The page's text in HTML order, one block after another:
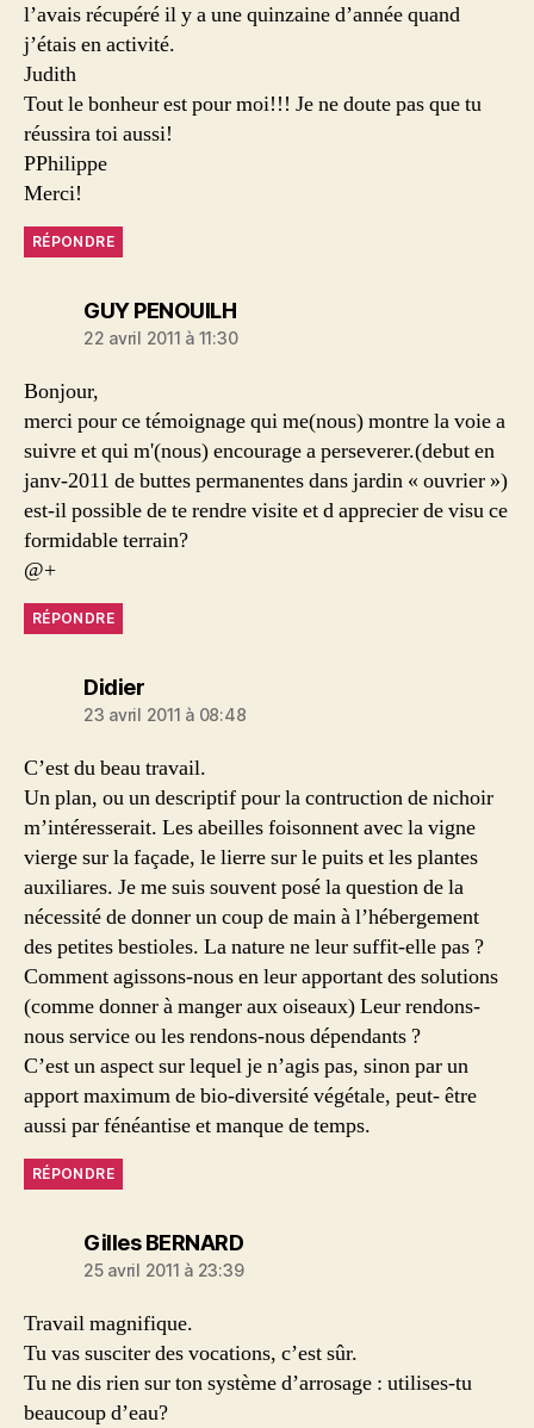
l’avais récupéré il y a une quinzaine d’année quand
j’étais en activité.
Judith
Tout le bonheur est pour moi!!! Je ne doute pas que tu
réussira toi aussi!
PPhilippe
Merci!
RÉPONDRE
GUY PENOUILHdit :
22 avril 2011 à 11:30
Bonjour,
merci pour ce témoignage qui me(nous) montre la voie a
suivre et qui m'(nous) encourage a perseverer.(debut en
janv-2011 de buttes permanentes dans jardin « ouvrier »)
est-il possible de te rendre visite et d apprecier de visu ce
formidable terrain?
@+
RÉPONDRE
Didierdit :
23 avril 2011 à 08:48
C’est du beau travail.
Un plan, ou un descriptif pour la contruction de nichoir
m’intéresserait. Les abeilles foisonnent avec la vigne
vierge sur la façade, le lierre sur le puits et les plantes
auxiliares. Je me suis souvent posé la question de la
nécessité de donner un coup de main à l’hébergement
des petites bestioles. La nature ne leur suffit-elle pas ?
Comment agissons-nous en leur apportant des solutions
(comme donner à manger aux oiseaux) Leur rendons-
nous service ou les rendons-nous dépendants ?
C’est un aspect sur lequel je n’agis pas, sinon par un
apport maximum de bio-diversité végétale, peut- être
aussi par fénéantise et manque de temps.
RÉPONDRE
Gilles BERNARDdit :
25 avril 2011 à 23:39
Travail magnifique.
Tu vas susciter des vocations, c’est sûr.
Tu ne dis rien sur ton système d’arrosage : utilises-tu
beaucoup d’eau?